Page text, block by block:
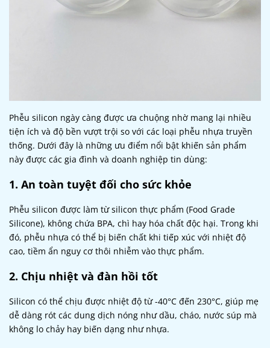
Phễu silicon ngày càng được ưa chuộng nhờ mang lại nhiều
tiện ích và độ bền vượt trội so với các loại phễu nhựa truyền
thống. Dưới đây là những ưu điểm nổi bật khiến sản phẩm
này được các gia đình và doanh nghiệp tin dùng:
1. An toàn tuyệt đối cho sức khỏe
Phễu silicon được làm từ silicon thực phẩm (Food Grade
Silicone), không chứa BPA, chì hay hóa chất độc hại. Trong khi
đó, phễu nhựa có thể bị biến chất khi tiếp xúc với nhiệt độ
cao, tiềm ẩn nguy cơ thôi nhiễm vào thực phẩm.
2. Chịu nhiệt và đàn hồi tốt
Silicon có thể chịu được nhiệt độ từ -40°C đến 230°C, giúp mẹ
dễ dàng rót các dung dịch nóng như dầu, cháo, nước súp mà
không lo chảy hay biến dạng như nhựa.